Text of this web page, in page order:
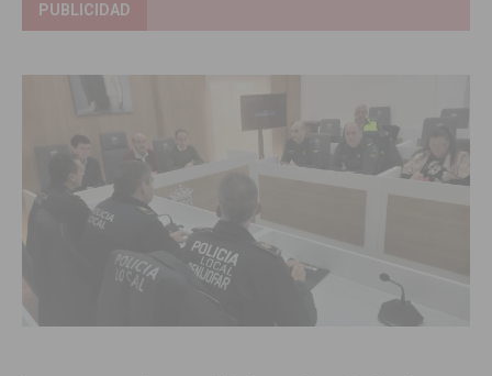
PUBLICIDAD